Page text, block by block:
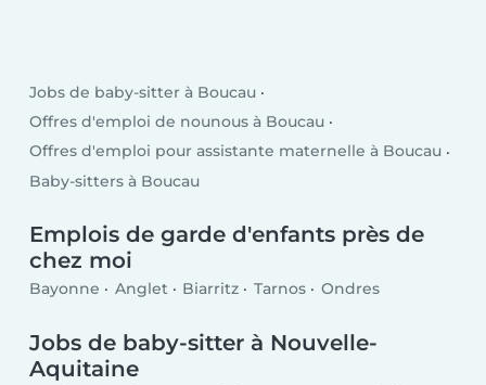
Jobs de baby-sitter à Boucau
Offres d'emploi de nounous à Boucau
Offres d'emploi pour assistante maternelle à Boucau
Baby-sitters à Boucau
Emplois de garde d'enfants près de
chez moi
Bayonne Anglet Biarritz Tarnos Ondres
Jobs de baby-sitter à Nouvelle-
Aquitaine